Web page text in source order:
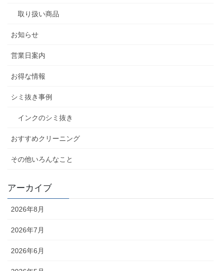
取り扱い商品
お知らせ
営業日案内
お得な情報
シミ抜き事例
インクのシミ抜き
おすすめクリーニング
その他いろんなこと
アーカイブ
2026年8月
2026年7月
2026年6月